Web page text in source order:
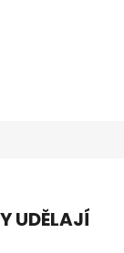
UDĚLAJÍ